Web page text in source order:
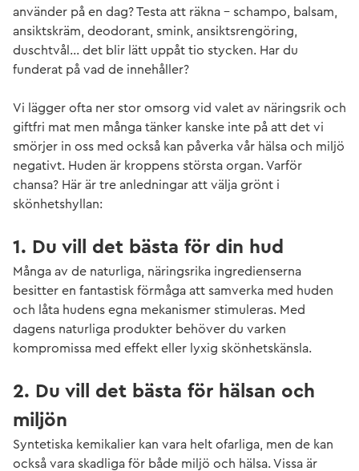
använder på en dag? Testa att räkna – schampo, balsam,
ansiktskräm, deodorant, smink, ansiktsrengöring,
duschtvål... det blir lätt uppåt tio stycken. Har du
funderat på vad de innehåller?
Vi lägger ofta ner stor omsorg vid valet av näringsrik och
giftfri mat men många tänker kanske inte på att det vi
smörjer in oss med också kan påverka vår hälsa och miljö
negativt. Huden är kroppens största organ. Varför
chansa? Här är tre anledningar att välja grönt i
skönhetshyllan:
1. Du vill det bästa för din hud
Många av de naturliga, näringsrika ingredienserna
besitter en fantastisk förmåga att samverka med huden
och låta hudens egna mekanismer stimuleras. Med
dagens naturliga produkter behöver du varken
kompromissa med effekt eller lyxig skönhetskänsla.
2. Du vill det bästa för hälsan och
miljön
Syntetiska kemikalier kan vara helt ofarliga, men de kan
också vara skadliga för både miljö och hälsa. Vissa är